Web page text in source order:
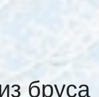
бруса